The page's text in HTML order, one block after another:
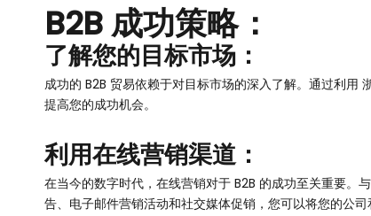
B2B 成功策略：
了解您的目标市场：
成功的 B2B 贸易依赖于对目标市场的深入了解。通过利用
提高您的成功机会。
利用在线营销渠道：
在当今的数字时代，在线营销对于 B2B 的成功至关重要。
告、电子邮件营销活动和社交媒体促销，您可以将您的公